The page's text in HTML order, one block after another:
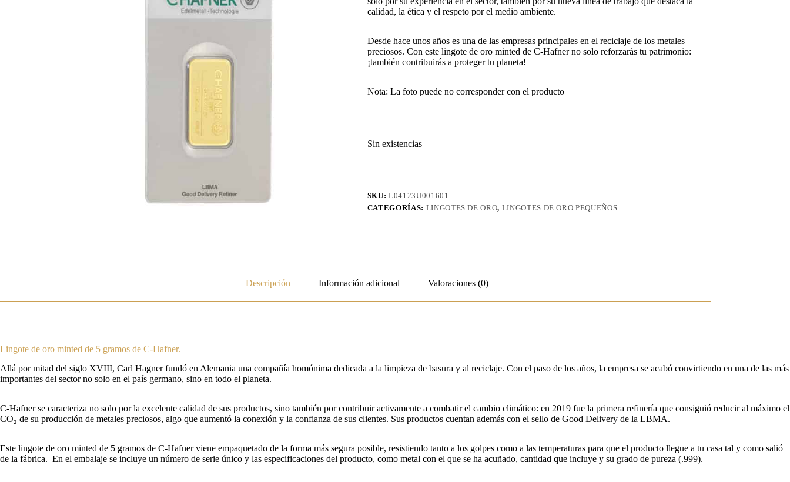
calidad, la ética y el respeto por el medio ambiente.
Desde hace unos años es una de las empresas principales en el reciclaje de los metales
preciosos. Con este lingote de oro minted de C-Hafner no solo reforzarás tu patrimonio:
¡también contribuirás a proteger tu planeta!
Nota: La foto puede no corresponder con el producto
Sin existencias
SKU:L04123U001601
CATEGORÍAS: LINGOTES DE ORO, LINGOTES DE ORO PEQUEÑOS
Descripción Información adicional Valoraciones (0)
Lingote de oro minted de 5 gramos de C-Hafner.
Allá por mitad del siglo XVIII, Carl Hagner fundó en Alemania una compañía homónima dedicada a la limpieza de basura y al reciclaje. Con el paso de los años, la empresa se acabó convirtiendo en una de las más
importantes del sector no solo en el país germano, sino en todo el planeta.
C-Hafner se caracteriza no solo por la excelente calidad de sus productos, sino también por contribuir activamente a combatir el cambio climático: en 2019 fue la primera refinería que consiguió reducir al máximo el
CO₂ de su producción de metales preciosos, algo que aumentó la conexión y la confianza de sus clientes. Sus productos cuentan además con el sello de Good Delivery de la LBMA.
Este lingote de oro minted de 5 gramos de C-Hafner viene empaquetado de la forma más segura posible, resistiendo tanto a los golpes como a las temperaturas para que el producto llegue a tu casa tal y como salió
de la fábrica. En el embalaje se incluye un número de serie único y las especificaciones del producto, como metal con el que se ha acuñado, cantidad que incluye y su grado de pureza (.999).